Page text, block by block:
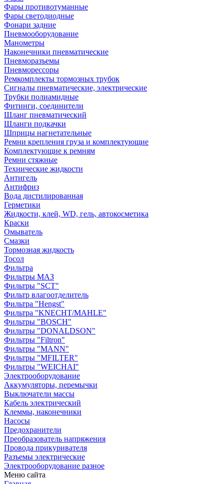
Фары противотуманные
Фары светодиодные
Фонари задние
Пневмооборудование
Манометры
Наконечники пневматические
Пневморазъемы
Пневморессоры
Ремкомплекты тормозных трубок
Сигналы пневматические, электрические
Трубки полиамидные
Фитинги, соединители
Шланг пневматический
Шланги подкачки
Шприцы нагнетательные
Ремни крепления груза и комплектующие
Комплектующие к ремням
Ремни стяжные
Технические жидкости
Антигель
Антифриз
Вода дистилированная
Герметики
Жидкости, клей, WD, гель, автокосметика
Краски
Омыватель
Смазки
Тормозная жидкость
Тосол
Фильтра
Фильтры МАЗ
Фильтры "SCT"
Фильтр влагоотделитель
Фильтра "Hengst"
Фильтра "KNECHT/MAHLE"
Фильтры "BOSCH"
Фильтры "DONALDSON"
Фильтры "Filtron"
Фильтры "MANN"
Фильтры "MFILTER"
Фильтры "WEICHAI"
Электрооборудование
Аккумуляторы, перемычки
Выключатели массы
Кабель электрический
Клеммы, наконечники
Насосы
Предохранители
Преобразователь напряжения
Провода прикуривателя
Разъемы электрические
Электрооборудование разное
Меню сайта